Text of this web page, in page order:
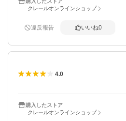
クレールオンラインショップ
違反報告 いいね0
4.0
購入したストア
クレールオンラインショップ